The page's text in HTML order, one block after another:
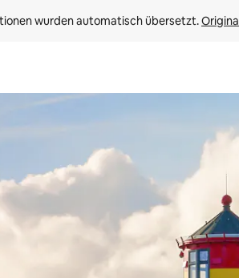
wurden automatisch übersetzt.